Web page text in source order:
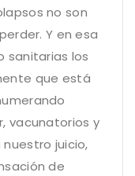
no son
Y en esa
sanitarias los
que está
vacunatorios y
juicio,
de